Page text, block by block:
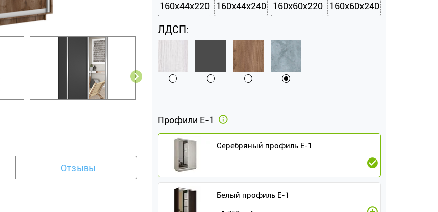
Отзывы
160х44х220 160х44х240 160х60х220 160х60х240
ЛДСП:
Профили Е-1
Серебряный профиль E-1
Белый профиль E-1